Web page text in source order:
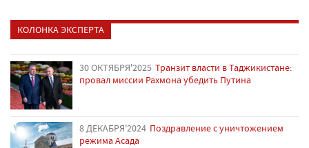
КОЛОНКА ЭКСПЕРТА
30 ОКТЯБРЯ'2025 Транзит власти в Таджикистане:
провал миссии Рахмона убедить Путина
8 ДЕКАБРЯ'2024 Поздравление с уничтожением
режима Асада